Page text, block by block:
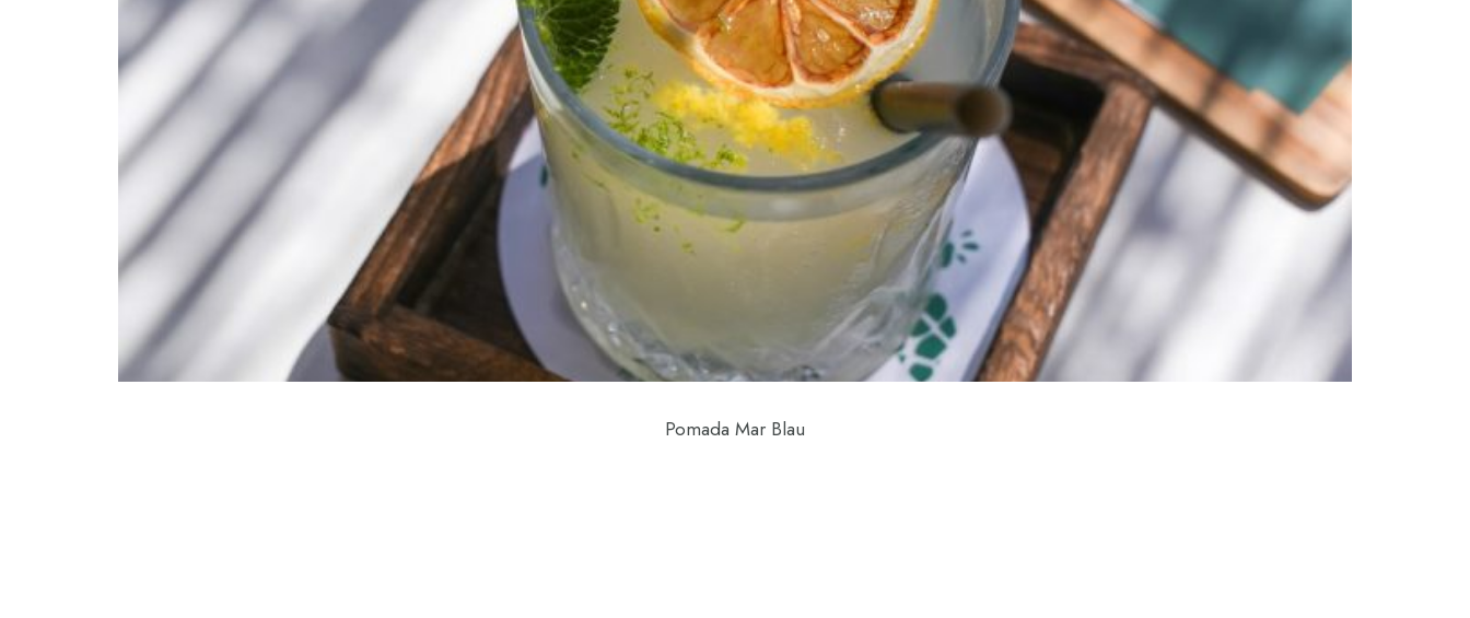
Pomada Mar Blau